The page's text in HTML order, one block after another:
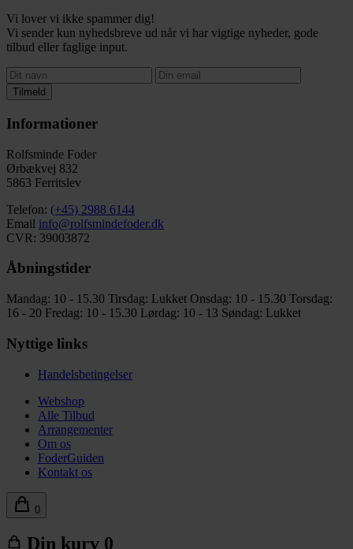
Vi lover vi ikke spammer dig!
Vi sender kun nyhedsbreve ud når vi har vigtige nyheder, gode
tilbud eller faglige input.
Tilmeld
Informationer
Rolfsminde Foder
Ørbækvej 832
5863 Ferritslev
Telefon: (+45) 2988 6144
Email info@rolfsmindefoder.dk
CVR: 39003872
Åbningstider
Mandag: 10 - 15.30 Tirsdag: Lukket Onsdag: 10 - 15.30 Torsdag:
16 - 20 Fredag: 10 - 15.30 Lørdag: 10 - 13 Søndag: Lukket
Nyttige links
Handelsbetingelser
Webshop
Alle Tilbud
Arrangementer
Om os
FoderGuiden
Kontakt os
0
Din kurv 0